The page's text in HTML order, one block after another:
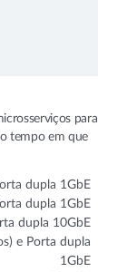
para
tempo em que
dupla 1GbE
dupla 1GbE
dupla 10GbE
e Porta dupla
1GbE